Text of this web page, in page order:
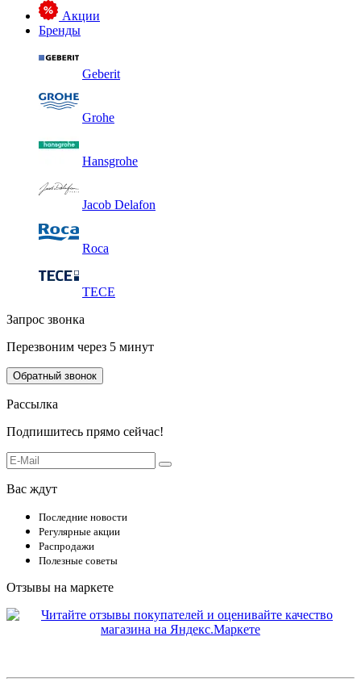
Акции
Бренды
Geberit
Grohe
Hansgrohe
Jacob Delafon
Roca
TECE
Запрос звонка
Перезвоним через 5 минут
Обратный звонок
Рассылка
Подпишитесь прямо сейчас!
Вас ждут
Последние новости
Регулярные акции
Распродажи
Полезные советы
Отзывы на маркете